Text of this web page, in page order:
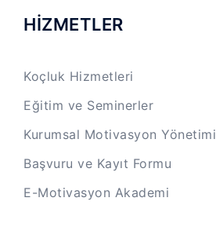
HİZMETLER
Koçluk Hizmetleri
Eğitim ve Seminerler
Kurumsal Motivasyon Yönetimi
Başvuru ve Kayıt Formu
E-Motivasyon Akademi